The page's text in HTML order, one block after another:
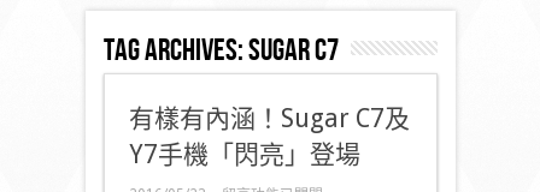
Tag Archives:Sugar C7
有樣有內涵！Sugar C7及
Y7手機「閃亮」登場